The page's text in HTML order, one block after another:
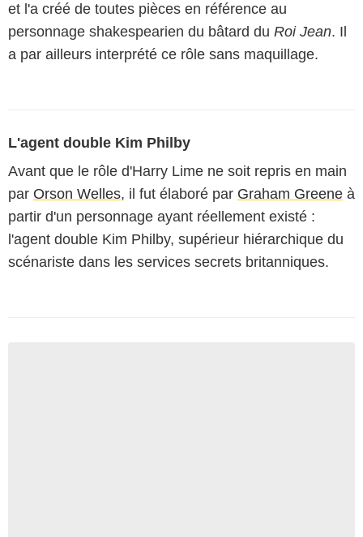
et l'a créé de toutes pièces en référence au
personnage shakespearien du bâtard du Roi Jean. Il
a par ailleurs interprété ce rôle sans maquillage.
L'agent double Kim Philby
Avant que le rôle d'Harry Lime ne soit repris en main
par Orson Welles, il fut élaboré par Graham Greene à
partir d'un personnage ayant réellement existé :
l'agent double Kim Philby, supérieur hiérarchique du
scénariste dans les services secrets britanniques.